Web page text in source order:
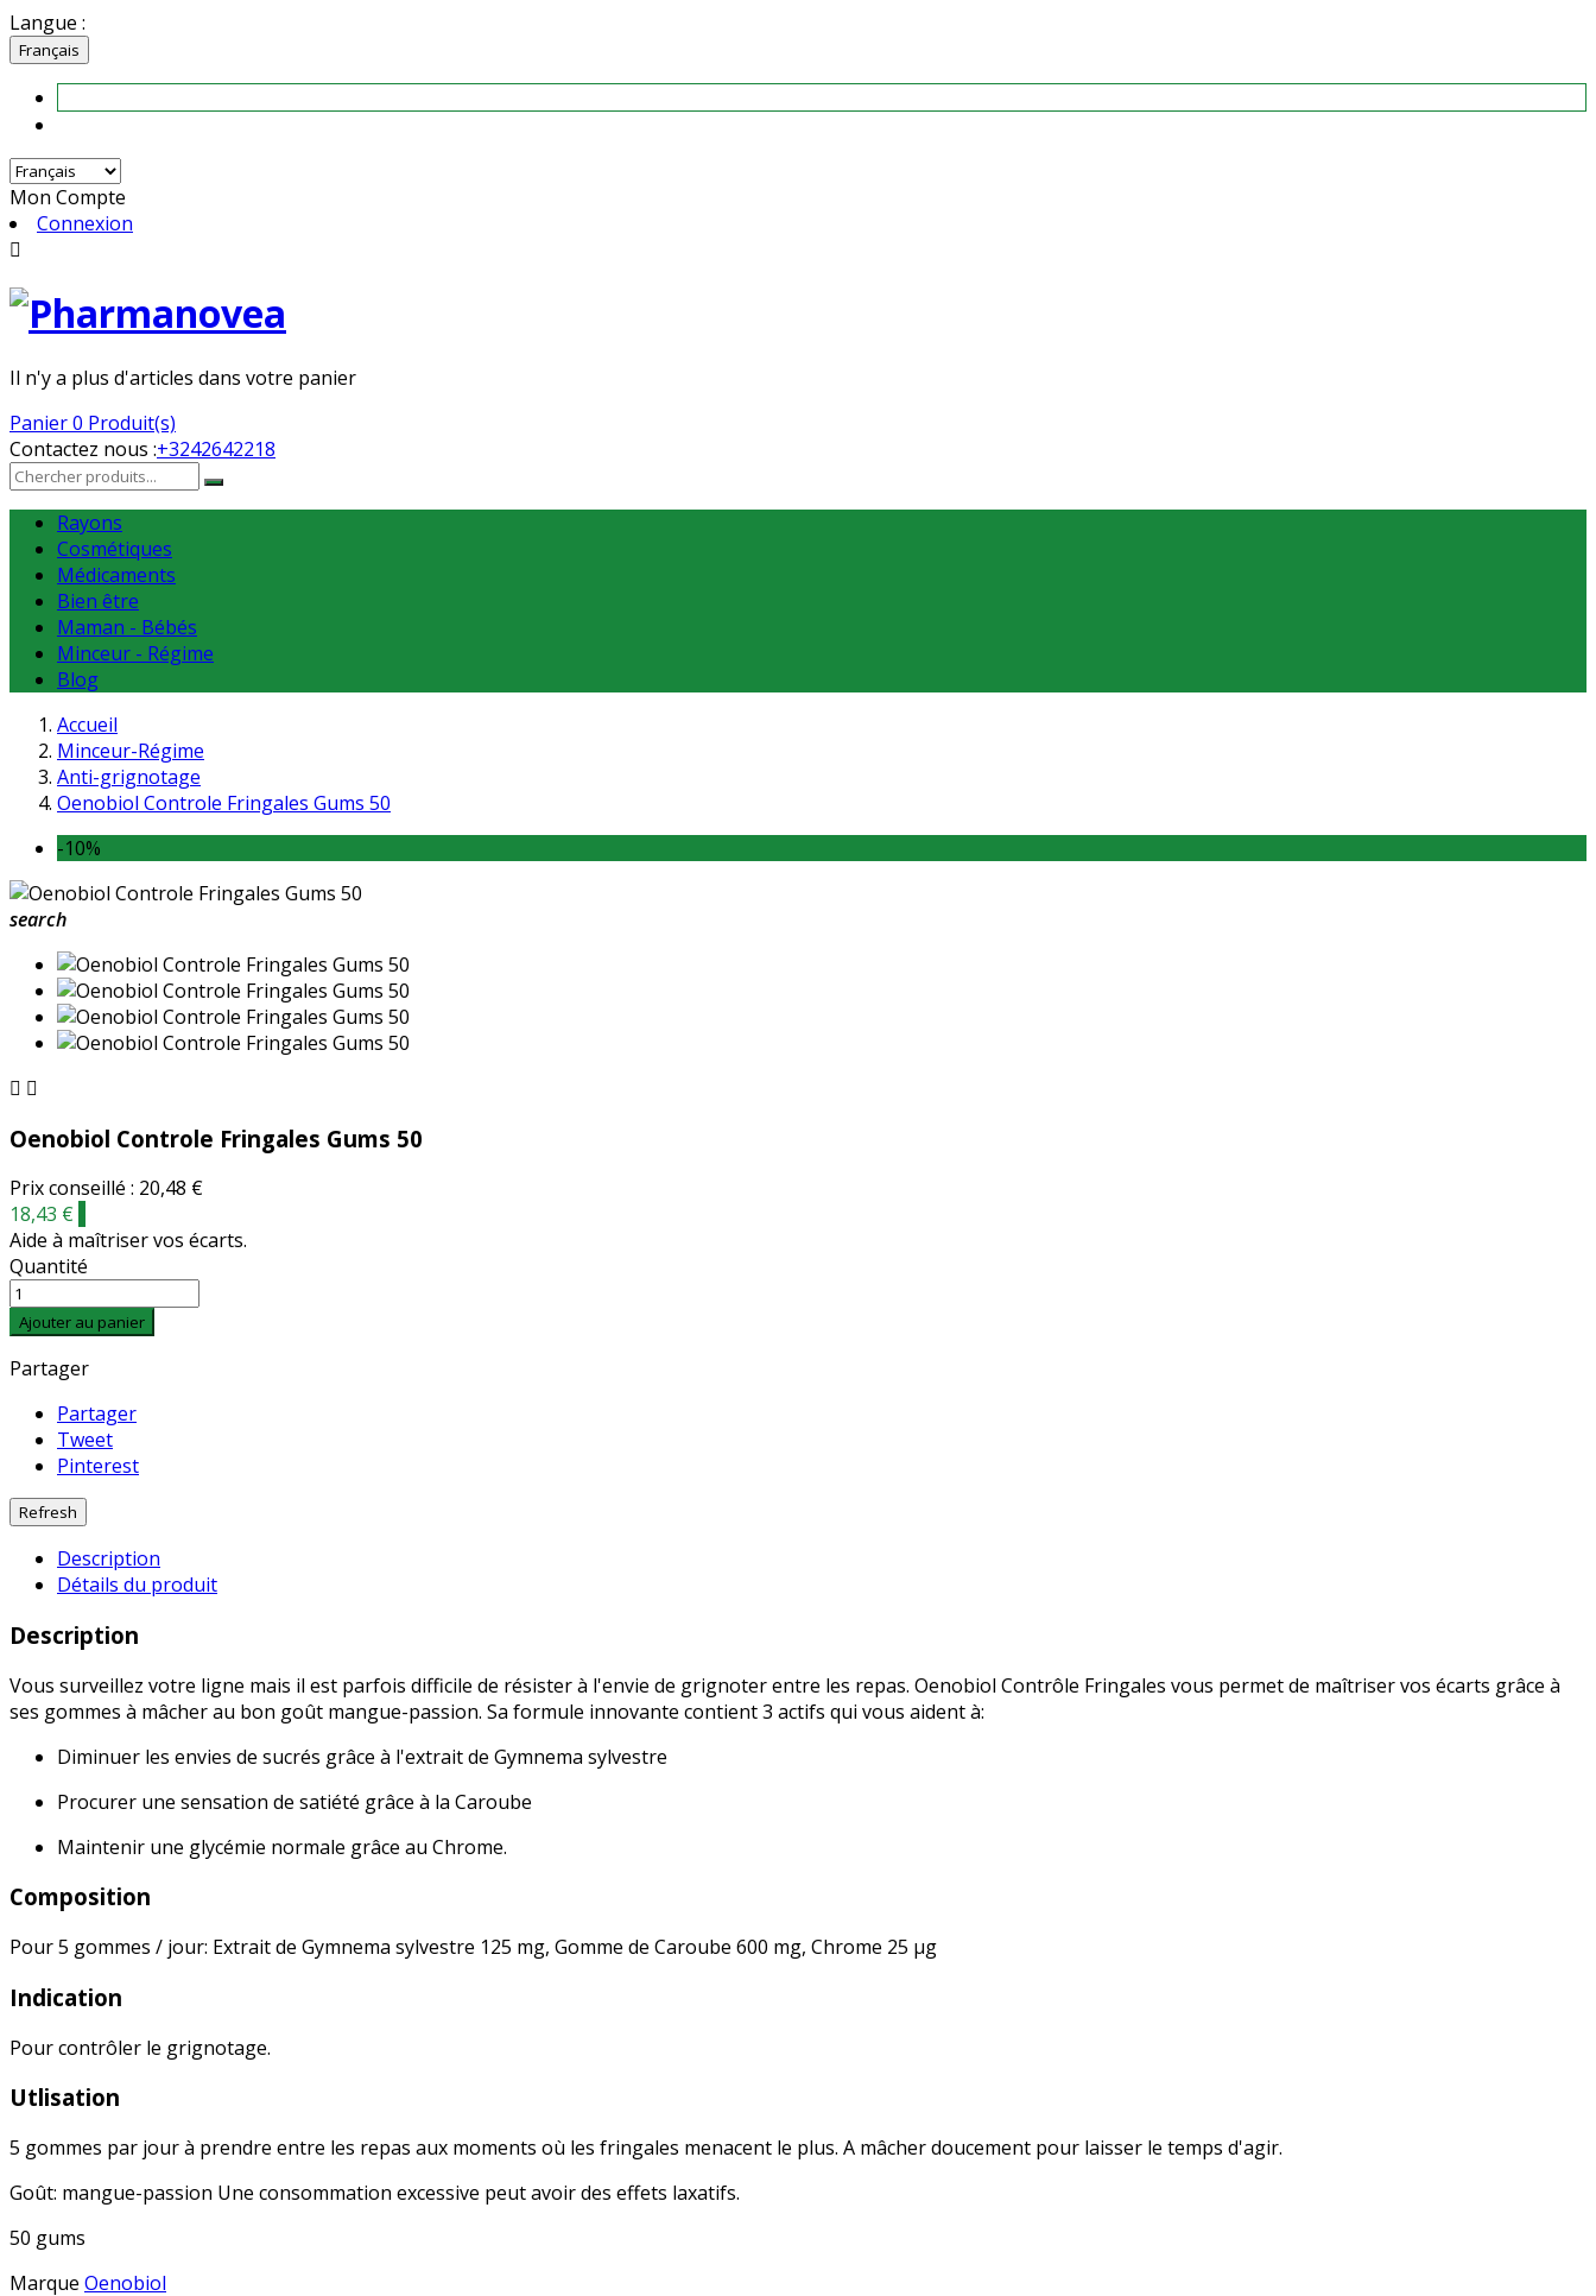
Langue :
Français
Mon Compte
Connexion

Il n'y a plus d'articles dans votre panier
Panier0 Produit(s)
Contactez nous :+3242642218
Rayons
Cosmétiques
Médicaments
Bien être
Maman - Bébés
Minceur - Régime
Blog
Accueil
Minceur-Régime
Anti-grignotage
Oenobiol Controle Fringales Gums 50
-10%
search
 
Oenobiol Controle Fringales Gums 50
Prix conseillé : 20,48 €
18,43 €
Aide à maîtriser vos écarts.
Quantité
Ajouter au panier
Partager
Partager
Tweet
Pinterest
Description
Détails du produit
Description
Vous surveillez votre ligne mais il est parfois difficile de résister à l'envie de grignoter entre les repas. Oenobiol Contrôle Fringales vous permet de maîtriser vos écarts grâce à
ses gommes à mâcher au bon goût mangue-passion. Sa formule innovante contient 3 actifs qui vous aident à:
Diminuer les envies de sucrés grâce à l'extrait de Gymnema sylvestre
Procurer une sensation de satiété grâce à la Caroube
Maintenir une glycémie normale grâce au Chrome.
Composition
Pour 5 gommes / jour: Extrait de Gymnema sylvestre 125 mg, Gomme de Caroube 600 mg, Chrome 25 µg
Indication
Pour contrôler le grignotage.
Utlisation
5 gommes par jour à prendre entre les repas aux moments où les fringales menacent le plus. A mâcher doucement pour laisser le temps d'agir.
Goût: mangue-passion Une consommation excessive peut avoir des effets laxatifs.
50 gums
Marque Oenobiol